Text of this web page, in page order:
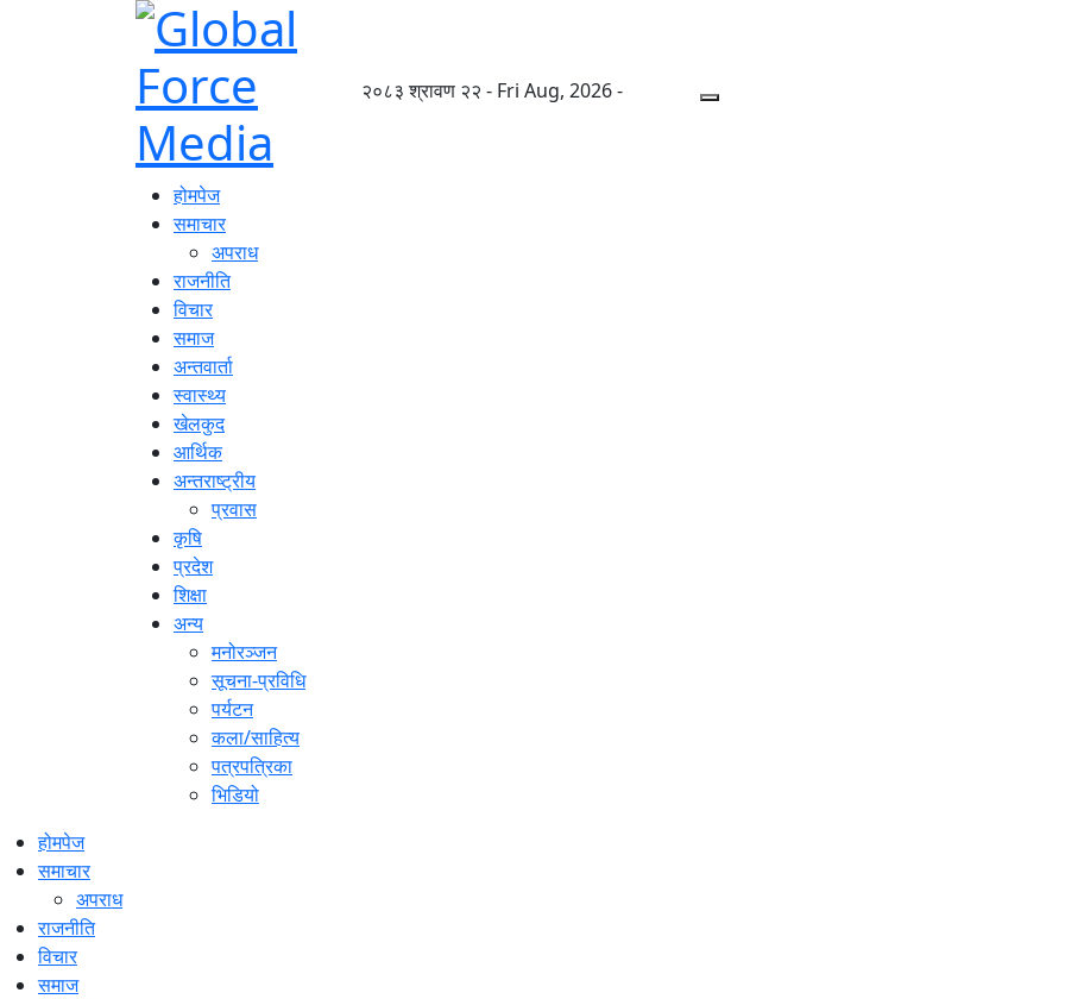
२०८३ श्रावण २२ - Fri Aug, 2026 -
होमपेज
समाचार
अपराध
राजनीति
विचार
समाज
अन्तवार्ता
स्वास्थ्य
खेलकुद
आर्थिक
अन्तराष्ट्रीय
प्रवास
कृषि
प्रदेश
शिक्षा
अन्य
मनोरञ्जन
सूचना-प्रविधि
पर्यटन
कला/साहित्य
पत्रपत्रिका
भिडियो
होमपेज
समाचार
अपराध
राजनीति
विचार
समाज